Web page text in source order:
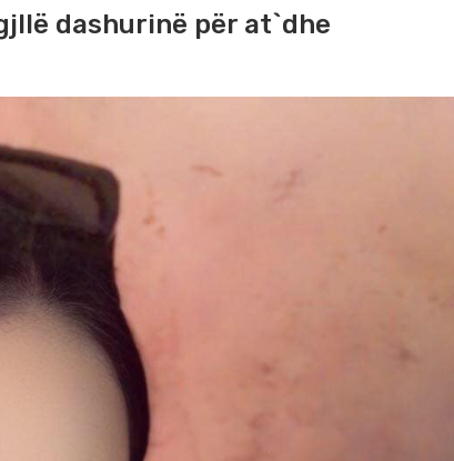
dashurinë për at`dhe